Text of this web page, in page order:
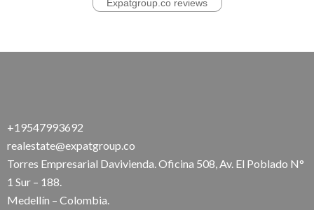
+19547993692
realestate@expatgroup.co
Torres Empresarial Davivienda. Oficina 508, Av. El Poblado N°
1 Sur – 188.
Medellín – Colombia.